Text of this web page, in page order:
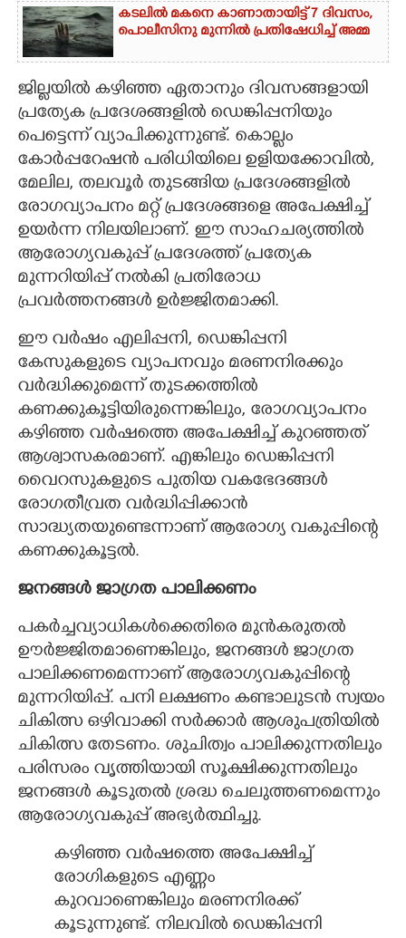
CARTOONS
LITERATURE
ZOOM
CONTACT US
കടലിൽ മകനെ കാണാതായിട്ട് 7 ദിവസം,
പൊലീസിനു മുന്നിൽ പ്രതിഷേധിച്ച് അമ്മ
ജില്ലയിൽ കഴിഞ്ഞ ഏതാനും ദിവസങ്ങളായി
പ്രത്യേക പ്രദേശങ്ങളിൽ ഡെങ്കിപ്പനിയും
പെട്ടെന്ന് വ്യാപിക്കുന്നുണ്ട്. കൊല്ലം
കോർപ്പറേഷൻ പരിധിയിലെ ഉളിയക്കോവിൽ,
മേലില, തലവൂർ തുടങ്ങിയ പ്രദേശങ്ങളിൽ
രോഗവ്യാപനം മറ്റ് പ്രദേശങ്ങളെ അപേക്ഷിച്ച്
ഉയർന്ന നിലയിലാണ്. ഈ സാഹചര്യത്തിൽ
ആരോഗ്യവകുപ്പ് പ്രദേശത്ത് പ്രത്യേക
മുന്നറിയിപ്പ് നൽകി പ്രതിരോധ
പ്രവർത്തനങ്ങൾ ഉർജ്ജിതമാക്കി.
ഈ വർഷം എലിപ്പനി, ഡെങ്കിപ്പനി
കേസുകളുടെ വ്യാപനവും മരണനിരക്കും
വർദ്ധിക്കുമെന്ന് തുടക്കത്തിൽ
കണക്കുകൂട്ടിയിരുന്നെങ്കിലും, രോഗവ്യാപനം
കഴിഞ്ഞ വർഷത്തെ അപേക്ഷിച്ച് കുറഞ്ഞത്
ആശ്വാസകരമാണ്. എങ്കിലും ഡെങ്കിപ്പനി
വൈറസുകളുടെ പുതിയ വകഭേദങ്ങൾ
രോഗതീവ്രത വർദ്ധിപ്പിക്കാൻ
സാദ്ധ്യതയുണ്ടെന്നാണ് ആരോഗ്യ വകുപ്പിന്റെ
കണക്കുകൂട്ടൽ.
ജനങ്ങൾ ജാഗ്രത പാലിക്കണം
പകർച്ചവ്യാധികൾക്കെതിരെ മുൻകരുതൽ
ഊർജ്ജിതമാണെങ്കിലും, ജനങ്ങൾ ജാഗ്രത
പാലിക്കണമെന്നാണ് ആരോഗ്യവകുപ്പിന്റെ
മുന്നറിയിപ്പ്. പനി ലക്ഷണം കണ്ടാലുടൻ സ്വയം
ചികിത്സ ഒഴിവാക്കി സർക്കാർ ആശുപത്രിയിൽ
ചികിത്സ തേടണം. ശുചിത്വം പാലിക്കുന്നതിലും
പരിസരം വൃത്തിയായി സൂക്ഷിക്കുന്നതിലും
ജനങ്ങൾ കൂടുതൽ ശ്രദ്ധ ചെലുത്തണമെന്നും
ആരോഗ്യവകുപ്പ് അഭ്യർത്ഥിച്ചു.
കഴിഞ്ഞ വർഷത്തെ അപേക്ഷിച്ച്
രോഗികളുടെ എണ്ണം
കുറവാണെങ്കിലും മരണനിരക്ക്
കൂടുന്നുണ്ട്. നിലവിൽ ഡെങ്കിപ്പനി